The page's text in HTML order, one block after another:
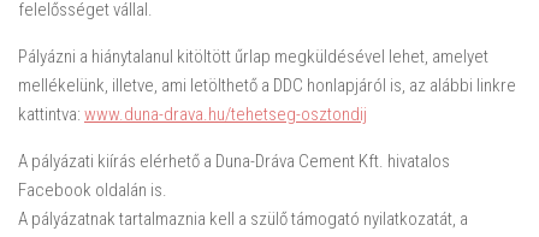
felelősséget vállal.
Pályázni a hiánytalanul kitöltött űrlap megküldésével lehet, amelyet
mellékelünk, illetve, ami letölthető a DDC honlapjáról is, az alábbi linkre
kattintva: www.duna-drava.hu/tehetseg-osztondij
A pályázati kiírás elérhető a Duna-Dráva Cement Kft. hivatalos
Facebook oldalán is.
A pályázatnak tartalmaznia kell a szülő támogató nyilatkozatát, a